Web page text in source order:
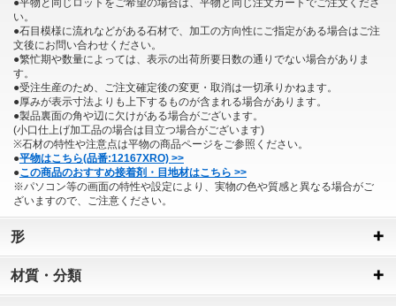
い。
●石目模様に流れなどがある石材で、加工の方向性にご指定がある場合はご注
文後にお問い合わせください。
●繁忙期や数量によっては、表示の出荷所要日数の通りでない場合がありま
す。
●受注生産のため、ご注文確定後の変更・取消は一切承りかねます。
●厚みが表示寸法よりも上下するものが含まれる場合があります。
●製品裏面の角や辺に欠けがある場合がございます。
(小口仕上げ加工品の場合は目立つ場合がございます)
※石材の特性や注意点は平物の商品ページをご参照ください。
●平物はこちら(品番:12167XRO) >>
●この商品のおすすめ接着剤・目地材はこちら >>
※パソコン等の画面の特性や設定により、実物の色や質感と異なる場合がご
ざいますので、ご注意ください。
形
材質・分類